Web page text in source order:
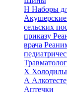
Н Наборы
Акушерские
сельских
приказу
врача
Х
А
Аптечки